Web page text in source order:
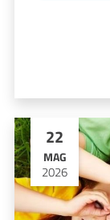
22
MAG
2026